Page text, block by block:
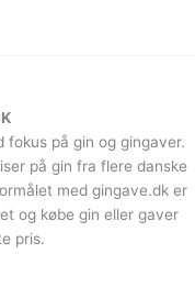
fokus på gin og gingaver.
på gin fra flere danske
med gingave.dk er
og købe gin eller gaver
pris.